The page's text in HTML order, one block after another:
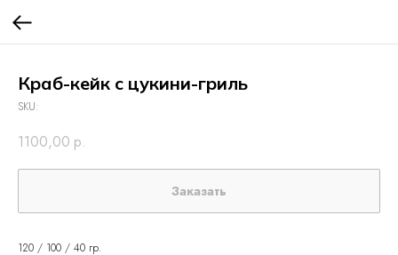
Краб-кейк с цукини-гриль
SKU:
1100,00 р.
Заказать
120 / 100 / 40 гр.